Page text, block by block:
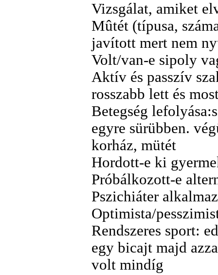
Vizsgálat, amiket
Mûtét (típusa,
javított mert nem
Volt/van-e sipoly
Aktív és passzív
rosszabb lett és
Betegség
egyre sürübben.
korház, mütét
Hordott-e ki
Próbálkozott-e
Pszichiáter
Optimista/
Rendszeres sport:
egy bicajt majd
volt mindíg